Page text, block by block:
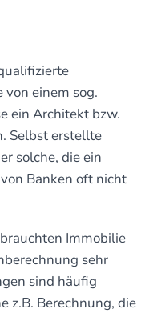
einem sog.
ein Architekt bzw.
Selbst erstellte
solche, die ein
Banken oft nicht
Immobilie
sehr
sind häufig
z.B. Berechnung, die